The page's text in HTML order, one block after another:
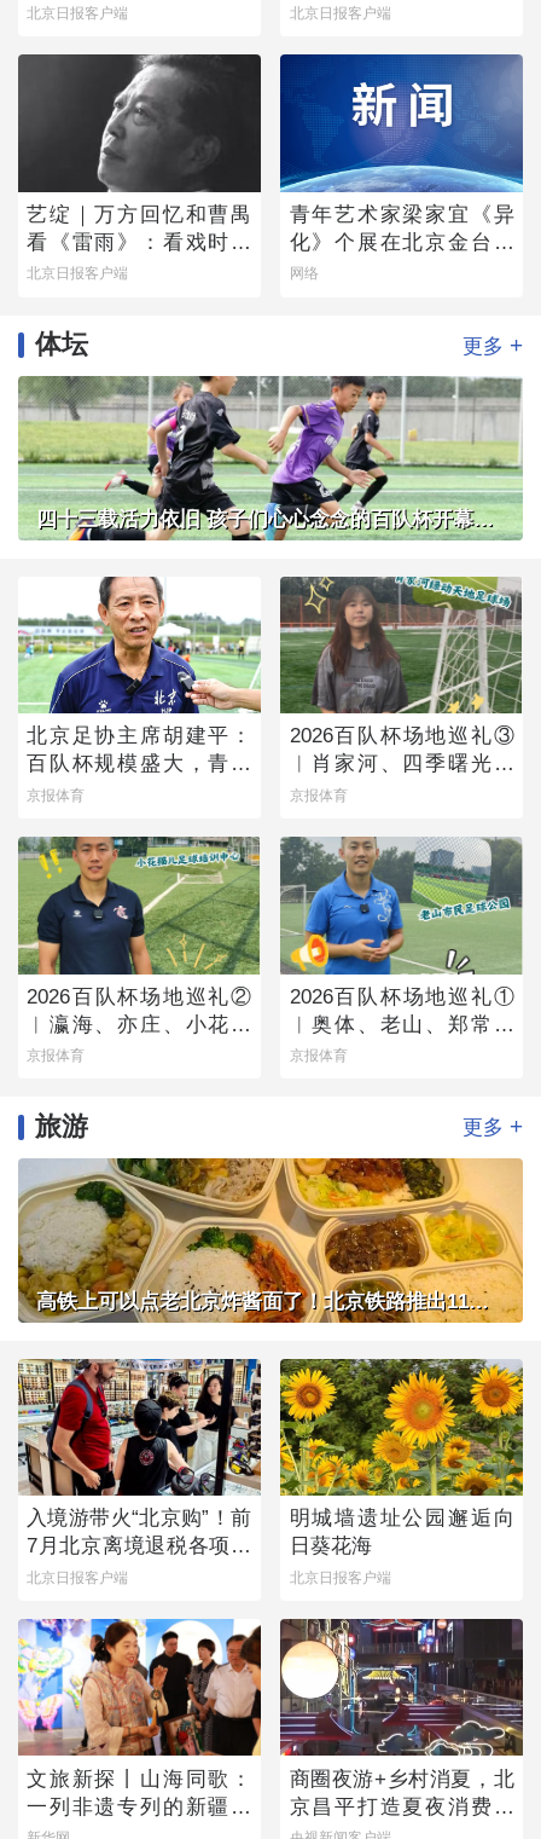
蘩漪
北京日报客户端
它原生的样子”
北京日报客户端
艺绽｜万方回忆和曹禺
看《雷雨》：看戏时吓
哭，被父亲“抄”出剧场
北京日报客户端
青年艺术家梁家宜《异
化》个展在北京金台艺
术馆启幕：以先锋艺术
网络
体坛 更多 +
四十三载活力依旧 孩子们心心念念的百队杯开幕了！
北京足协主席胡建平：
百队杯规模盛大，青少
年足球火热有活力
京报体育
2026百队杯场地巡礼③
︱肖家河、四季曙光赛
区
京报体育
2026百队杯场地巡礼②
︱瀛海、亦庄、小花猫
赛区将承办多组别百队
京报体育
2026百队杯场地巡礼①
︱奥体、老山、郑常庄
赛区静候百队杯开幕
京报体育
旅游 更多 +
高铁上可以点老北京炸酱面了！北京铁路推出11款新品高铁餐
入境游带火“北京购”！前
7月北京离境退税各项数
据均创新高
北京日报客户端
明城墙遗址公园邂逅向
日葵花海
北京日报客户端
文旅新探丨山海同歌：
一列非遗专列的新疆旅
程
商圈夜游+乡村消夏，北
京昌平打造夏夜消费新
图景